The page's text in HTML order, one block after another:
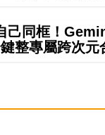
己同框！
整專屬跨次